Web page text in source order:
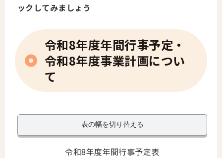
ックしてみましょう
令和8年度年間行事予定・
令和8年度事業計画につい
て
表の幅を切り替える
令和8年度年間行事予定表